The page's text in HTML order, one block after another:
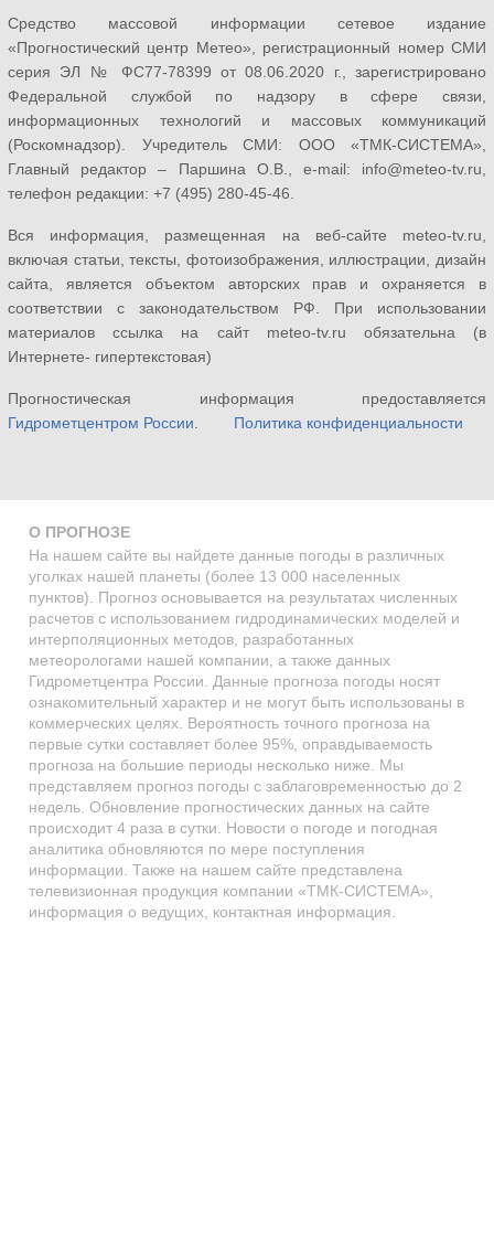
Средство массовой информации сетевое издание
«Прогностический центр Метео», регистрационный номер СМИ
серия ЭЛ № ФС77-78399 от 08.06.2020 г., зарегистрировано
Федеральной службой по надзору в сфере связи,
информационных технологий и массовых коммуникаций
(Роскомнадзор). Учредитель СМИ: ООО «ТМК-СИСТЕМА»,
Главный редактор – Паршина О.В., e-mail: info@meteo-tv.ru,
телефон редакции: +7 (495) 280-45-46.
Вся информация, размещенная на веб-сайте meteo-tv.ru,
включая статьи, тексты, фотоизображения, иллюстрации, дизайн
сайта, является объектом авторских прав и охраняется в
соответствии с законодательством РФ. При использовании
материалов ссылка на сайт meteo-tv.ru обязательна (в
Интернете- гипертекстовая)
Прогностическая информация предоставляется
Гидрометцентром России. Политика конфиденциальности
О ПРОГНОЗЕ
На нашем сайте вы найдете данные погоды в различных
уголках нашей планеты (более 13 000 населенных
пунктов). Прогноз основывается на результатах численных
расчетов с использованием гидродинамических моделей и
интерполяционных методов, разработанных
метеорологами нашей компании, а также данных
Гидрометцентра России. Данные прогноза погоды носят
ознакомительный характер и не могут быть использованы в
коммерческих целях. Вероятность точного прогноза на
первые сутки составляет более 95%, оправдываемость
прогноза на большие периоды несколько ниже. Мы
представляем прогноз погоды с заблаговременностью до 2
недель. Обновление прогностических данных на сайте
происходит 4 раза в сутки. Новости о погоде и погодная
аналитика обновляются по мере поступления
информации. Также на нашем сайте представлена
телевизионная продукция компании «ТМК-СИСТЕМА»,
информация о ведущих, контактная информация.